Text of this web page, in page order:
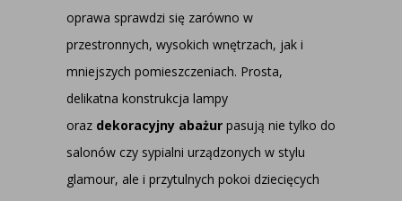
oprawa sprawdzi się zarówno w
przestronnych, wysokich wnętrzach, jak i
mniejszych pomieszczeniach. Prosta,
delikatna konstrukcja lampy
oraz dekoracyjny abażur pasują nie tylko do
salonów czy sypialni urządzonych w stylu
glamour, ale i przytulnych pokoi dziecięcych